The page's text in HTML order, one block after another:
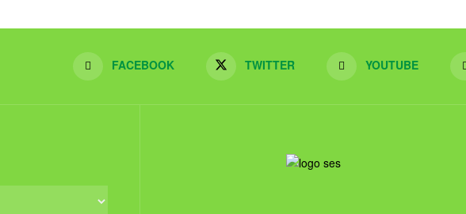
FACEBOOK TWITTER YOUTUBE